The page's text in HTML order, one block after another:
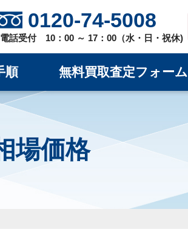
0120-74-5008
電話受付 10：00 ～ 17：00（水・日・祝休)
順 無料買取査定フォーム
場価格